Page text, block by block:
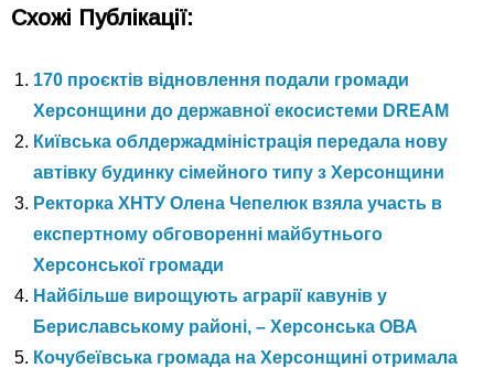
Схожі Публікації:
170 проєктів відновлення подали громади
Херсонщини до державної екосистеми DREAM
Київська облдержадміністрація передала нову
автівку будинку сімейного типу з Херсонщини
Ректорка ХНТУ Олена Чепелюк взяла участь в
експертному обговоренні майбутнього
Херсонської громади
Найбільше вирощують аграрії кавунів у
Бериславському районі, – Херсонська ОВА
Кочубеївська громада на Херсонщині отримала